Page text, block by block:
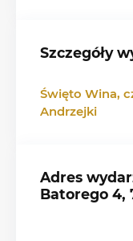
Szczegóły
Święto Wina,
Andrzejki
Adres
Batorego 4,